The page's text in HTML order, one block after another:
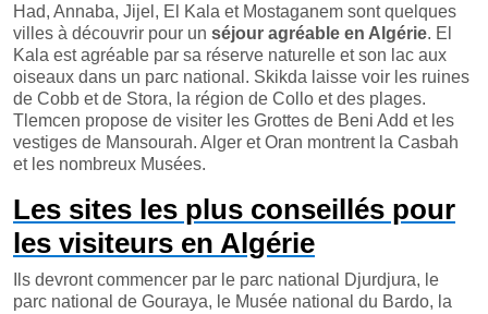
Had, Annaba, Jijel, El Kala et Mostaganem sont quelques
villes à découvrir pour un séjour agréable en Algérie. El
Kala est agréable par sa réserve naturelle et son lac aux
oiseaux dans un parc national. Skikda laisse voir les ruines
de Cobb et de Stora, la région de Collo et des plages.
Tlemcen propose de visiter les Grottes de Beni Add et les
vestiges de Mansourah. Alger et Oran montrent la Casbah
et les nombreux Musées.
Les sites les plus conseillés pour
les visiteurs en Algérie
Ils devront commencer par le parc national Djurdjura, le
parc national de Gouraya, le Musée national du Bardo, la